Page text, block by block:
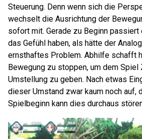
Steuerung. Denn wenn sich die
wechselt die Ausrichtung der
sofort mit. Gerade zu Beginn
das Gefühl haben, als hätte der
ernsthaftes Problem. Abhilfe schafft
Bewegung zu stoppen, um dem Spiel
Umstellung zu geben. Nach etwas
dieser Umstand zwar kaum noch auf,
Spielbeginn kann dies durchaus